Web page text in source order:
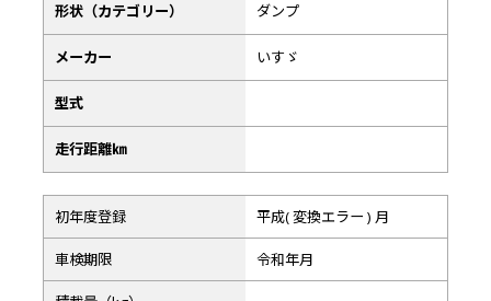
形状（カテゴリー） ダンプ
メーカー いすゞ
型式
走行距離㎞
初年度登録 平成( 変換エラー ) 月
車検期限 令和年月